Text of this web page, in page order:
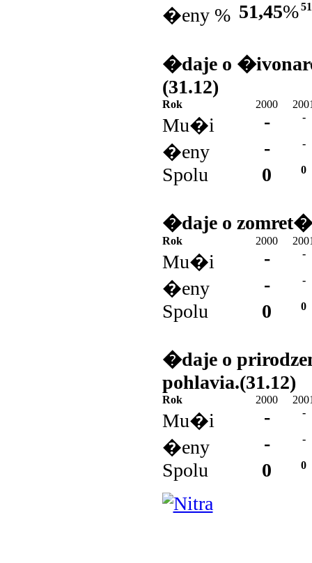
�eny % 51,45%
�daje o
(31.12)
Rok 2000
Mu�i - -
�eny - -
Spolu 0 0
�daje o
Rok 2000
Mu�i - -
�eny - -
Spolu 0 0
�daje o
pohlavia.(31.12)
Rok 2000
Mu�i - -
�eny - -
Spolu 0 0